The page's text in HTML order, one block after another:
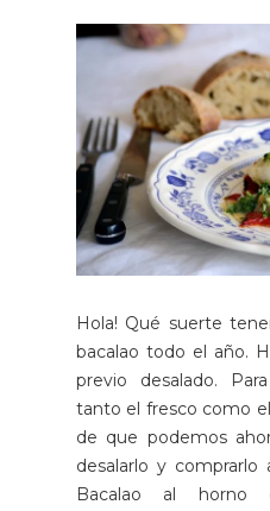
Hola! Qué suerte
bacalao todo el año.
previo desalado.
tanto el fresco como
de que podemos
desalarlo y comprarlo
Bacalao al horno